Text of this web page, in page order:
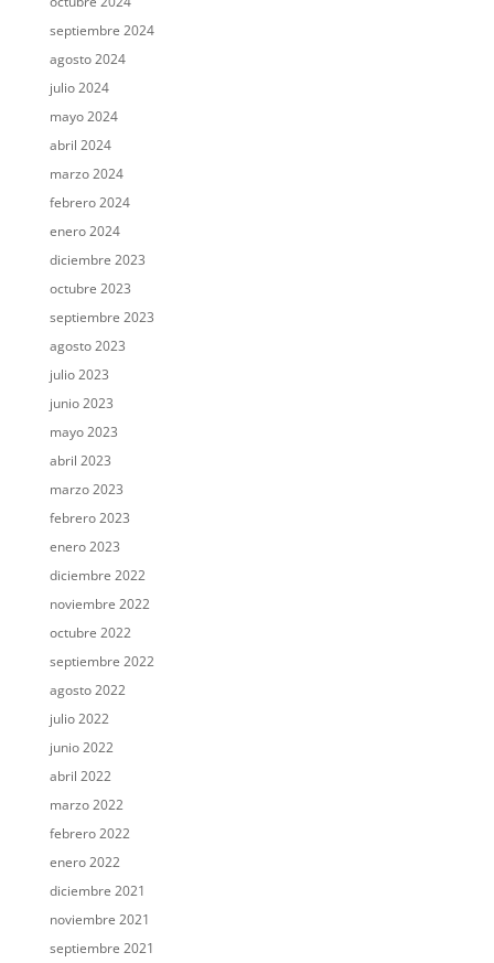
septiembre 2024
agosto 2024
julio 2024
mayo 2024
abril 2024
marzo 2024
febrero 2024
enero 2024
diciembre 2023
octubre 2023
septiembre 2023
agosto 2023
julio 2023
junio 2023
mayo 2023
abril 2023
marzo 2023
febrero 2023
enero 2023
diciembre 2022
noviembre 2022
octubre 2022
septiembre 2022
agosto 2022
julio 2022
junio 2022
abril 2022
marzo 2022
febrero 2022
enero 2022
diciembre 2021
noviembre 2021
septiembre 2021